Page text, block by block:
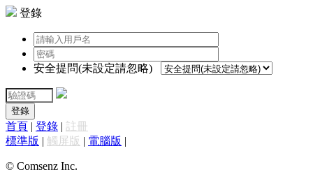
登錄
安全提問(未設定請忽略)
登錄
首頁 | 登錄 | 註冊
標準版 | 觸屏版 | 電腦版 |
© Comsenz Inc.